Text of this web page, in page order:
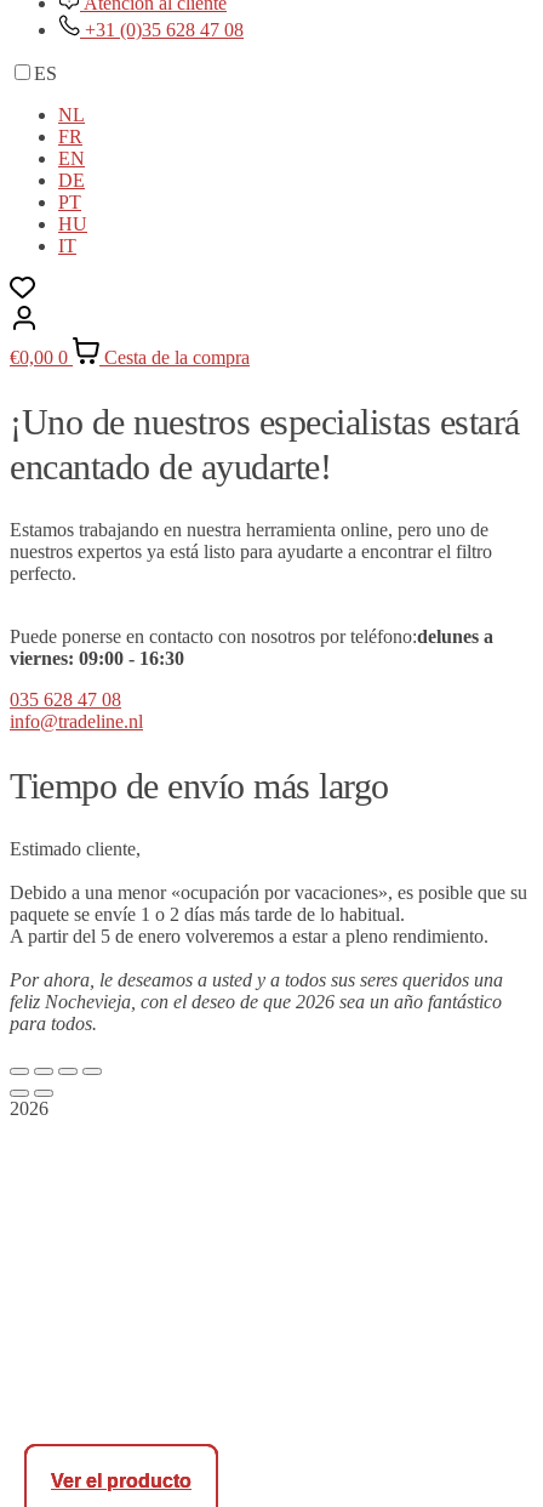
Ver el producto
Ver el producto
Ver el producto
+31 (0)35 628 47 08
ES
NL
FR
EN
DE
PT
HU
IT
€0,00 0 Cesta de la compra
¡Uno de nuestros especialistas estará
encantado de ayudarte!
Estamos trabajando en nuestra herramienta online, pero uno de
nuestros expertos ya está listo para ayudarte a encontrar el filtro
perfecto.
Puede ponerse en contacto con nosotros por teléfono:delunes a
viernes: 09:00 - 16:30
035 628 47 08
info@tradeline.nl
Tiempo de envío más largo
Estimado cliente,
Debido a una menor «ocupación por vacaciones», es posible que su
paquete se envíe 1 o 2 días más tarde de lo habitual.
A partir del 5 de enero volveremos a estar a pleno rendimiento.
Por ahora, le deseamos a usted y a todos sus seres queridos una
feliz Nochevieja, con el deseo de que 2026 sea un año fantástico
para todos.
2026